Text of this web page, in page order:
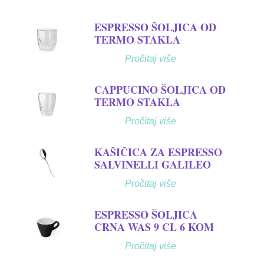
ESPRESSO ŠOLJICA OD
TERMO STAKLA
Pročitaj više
CAPPUCINO ŠOLJICA OD
TERMO STAKLA
Pročitaj više
KAŠIČICA ZA ESPRESSO
SALVINELLI GALILEO
Pročitaj više
ESPRESSO ŠOLJICA
CRNA WAS 9 CL 6 KOM
Pročitaj više